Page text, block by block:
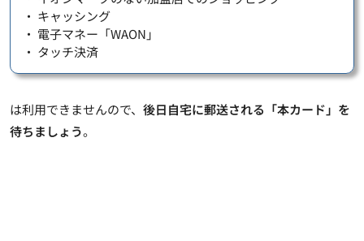
・ キャッシング
・ 電子マネー「WAON」
・ タッチ決済
は利用できませんので、 後日自宅に郵送される「本カード」を
待ちましょう。